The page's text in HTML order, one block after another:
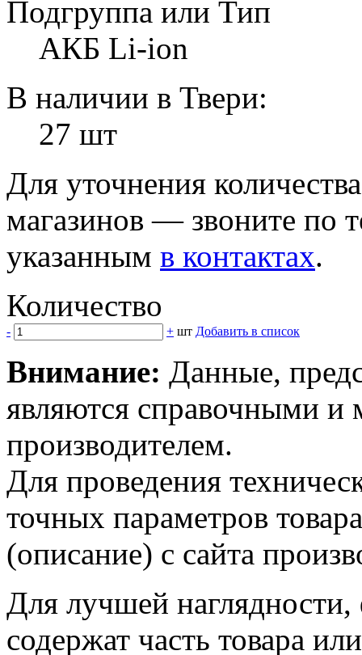
Подгруппа или Тип
АКБ Li-ion
В наличии в Твери:
27 шт
Для уточнения
магазинов — звоните по
указанным в контактах.
Количество
- + шт Добавить в список
Внимание: Данные,
являются справочными и
производителем.
Для проведения
точных параметров
(описание) с сайта
Для лучшей наглядности,
содержат часть товара